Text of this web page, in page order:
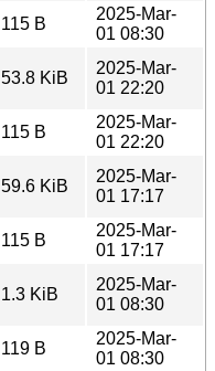
115 B
2025-Mar-
01 08:30
53.8 KiB
2025-Mar-
01 22:20
115 B
2025-Mar-
01 22:20
59.6 KiB
2025-Mar-
01 17:17
115 B
2025-Mar-
01 17:17
1.3 KiB
2025-Mar-
01 08:30
119 B
2025-Mar-
01 08:30